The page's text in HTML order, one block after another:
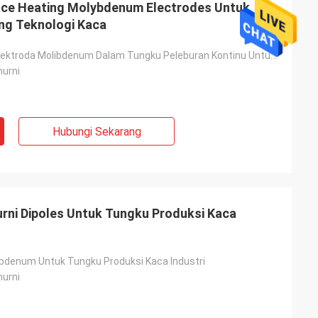
puas
Adrian Hayter
Barang yang dibeli kali ini sangat
memuaskan, kualitasnya sangat bagus,
Heating Molybdenum Electrodes Untuk
Teknologi Kaca
Pemanasan Elektroda Molibdenum Dalam Tungku Peleburan Kontinu Untuk Produksi Kaca Optik
Hubungi Sekarang
Dipoles Untuk Tungku Produksi Kaca
Untuk Tungku Produksi Kaca Industri